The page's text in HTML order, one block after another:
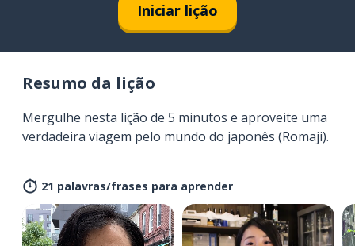
Iniciar lição
Resumo da lição
Mergulhe nesta lição de 5 minutos e aproveite uma
verdadeira viagem pelo mundo do japonês (Romaji).
21 palavras/frases para aprender